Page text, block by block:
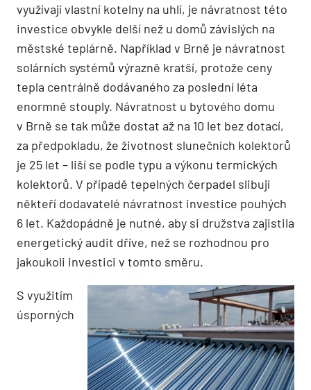
využívají vlastní kotelny na uhlí, je návratnost této
investice obvykle delší než u domů závislých na
městské teplárně. Například v Brně je návratnost
solárních systémů výrazně kratší, protože ceny
tepla centrálně dodávaného za poslední léta
enormně stouply. Návratnost u bytového domu
v Brně se tak může dostat až na 10 let bez dotací,
za předpokladu, že životnost slunečních kolektorů
je 25 let – liší se podle typu a výkonu termických
kolektorů. V případě tepelných čerpadel slibují
někteří dodavatelé návratnost investice pouhých
6 let. Každopádně je nutné, aby si družstva zajistila
energetický audit dříve, než se rozhodnou pro
jakoukoli ­investici v tomto směru.
S využitím
úsporných